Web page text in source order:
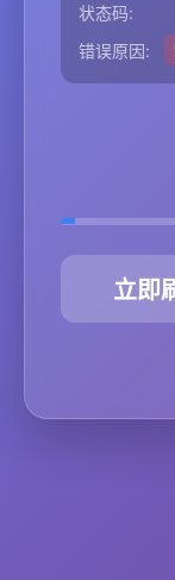
状态码:
错误原因:
立即